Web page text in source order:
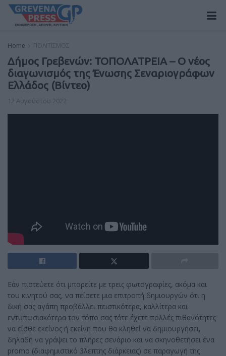
Home ΠΟΛΙΤΙΣΜΟΣ
Δήμος Γρεβενών: ΤΟΠΟΛΑΤΡΕΙΑ – Ο νέος
διαγωνισμός της Ένωσης Σεναριογράφων
Ελλάδος (Βίντεο)
12 Αυγούστου 2022
Εάν πιστεύετε ότι μπορείτε με τρεις φωτογραφίες, ακόμα και
του κινητού σας, να πείσετε μια επιτροπή δημιουργών ότι η
δική σας αγάπη προβάλλει πειστικότερα, καλλίτερα και
εντυπωσιακότερα τον τόπο σας τότε έχετε πολλές πιθανότητες
να είσθε εκείνος ή εκείνη που θα κληθεί να δημιουργήσει,
δηλαδή να γράψει το πλήρες σενάριο και να σκηνοθετήσει ένα
promo (διαφημιστικό 3΄λεπτης διάρκειας) σε παραγωγή της